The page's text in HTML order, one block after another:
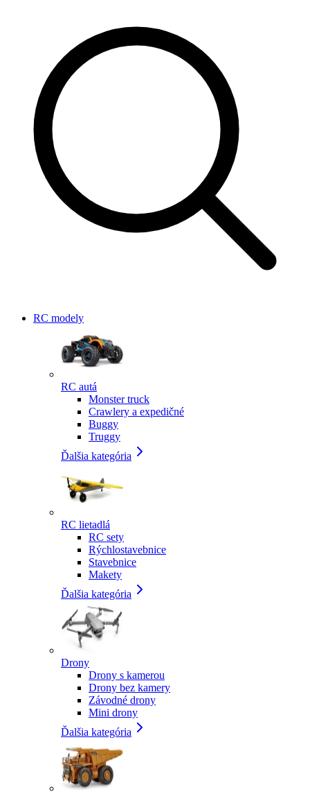
RC modely
RC autá
Monster truck
Crawlery a expedičné
Buggy
Truggy
Ďalšia kategória
RC lietadlá
RC sety
Rýchlostavebnice
Stavebnice
Makety
Ďalšia kategória
Drony
Drony s kamerou
Drony bez kamery
Závodné drony
Mini drony
Ďalšia kategória